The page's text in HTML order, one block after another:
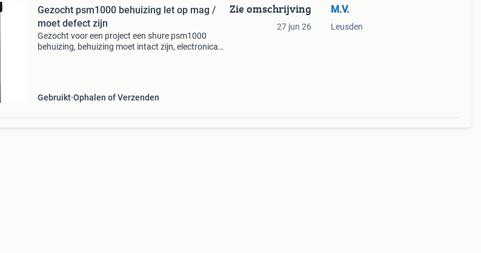
Gezocht psm1000 behuizing let op mag /
moet defect zijn
Gezocht voor een project een shure psm1000
behuizing, behuizing moet intact zijn, electronica
Gebruikt Ophalen of Verzenden
Zie omschrijving
27 jun 26
M.V.
Leusden